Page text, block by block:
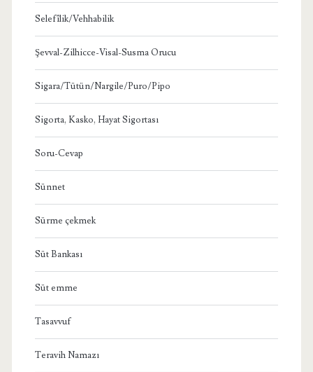
Selefîlik/Vehhabilik
Şevval-Zilhicce-Visal-Susma Orucu
Sigara/Tütün/Nargile/Puro/Pipo
Sigorta, Kasko, Hayat Sigortası
Soru-Cevap
Sünnet
Sürme çekmek
Süt Bankası
Süt emme
Tasavvuf
Teravih Namazı